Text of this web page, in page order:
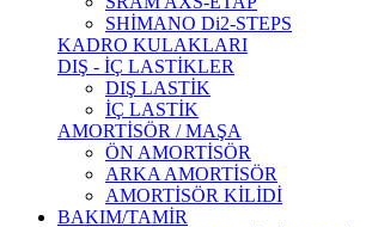
SHİMANO Di2-STEPS
KADRO KULAKLARI
DIŞ - İÇ LASTİKLER
DIŞ LASTİK
İÇ LASTİK
AMORTİSÖR / MAŞA
ÖN AMORTİSÖR
ARKA AMORTİSÖR
AMORTİSÖR KİLİDİ
BAKIM/TAMİR